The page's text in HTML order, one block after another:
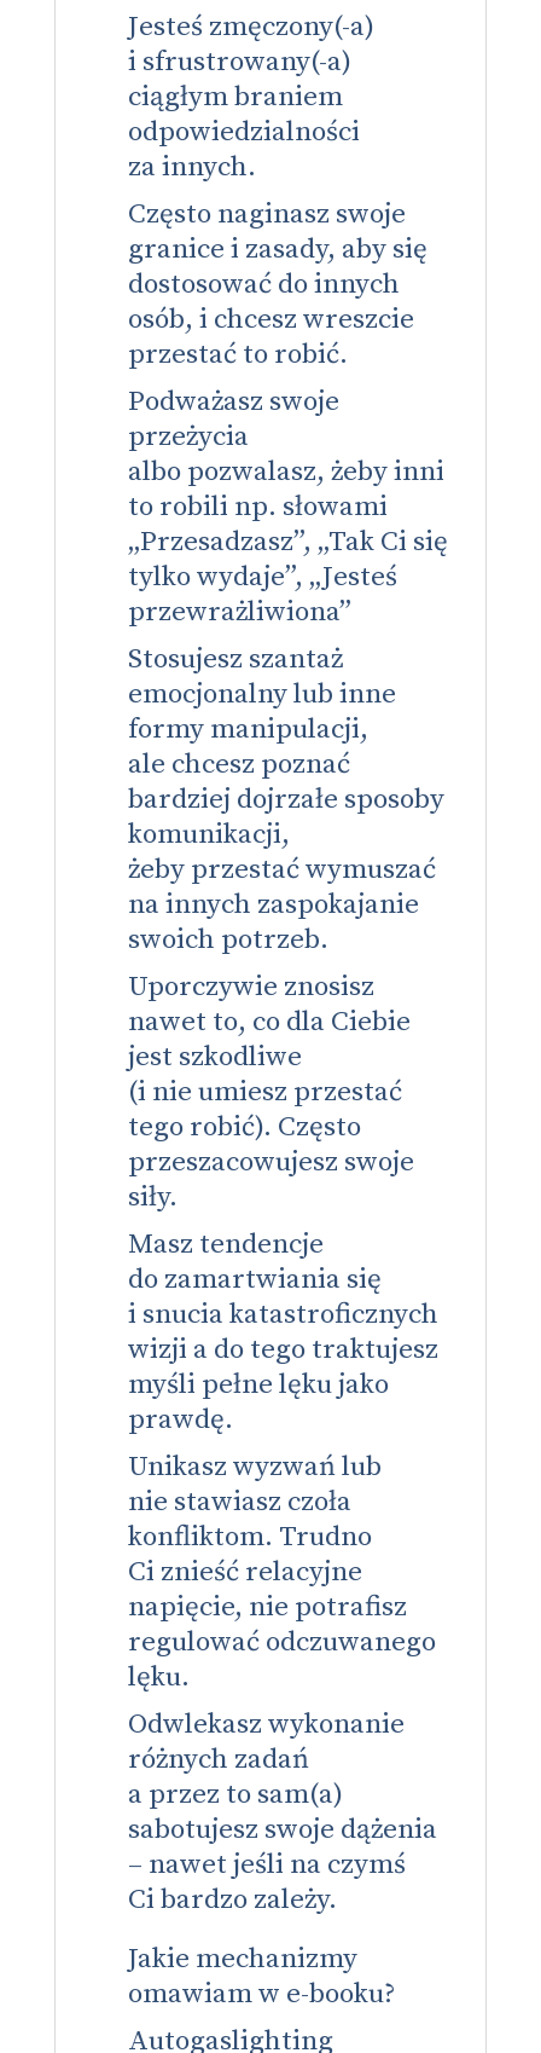
Jesteś zmęczony(-a)
i sfrustrowany(-a)
ciągłym braniem
odpowiedzialności
za innych.
Często naginasz swoje
granice i zasady, aby się
dostosować do innych
osób, i chcesz wreszcie
przestać to robić.
Podważasz swoje
przeżycia
albo pozwalasz, żeby inni
to robili np. słowami
„Przesadzasz”, „Tak Ci się
tylko wydaje”, „Jesteś
przewrażliwiona”
Stosujesz szantaż
emocjonalny lub inne
formy manipulacji,
ale chcesz poznać
bardziej dojrzałe sposoby
komunikacji,
żeby przestać wymuszać
na innych zaspokajanie
swoich potrzeb.
Uporczywie znosisz
nawet to, co dla Ciebie
jest szkodliwe
(i nie umiesz przestać
tego robić). Często
przeszacowujesz swoje
siły.
Masz tendencje
do zamartwiania się
i snucia katastroficznych
wizji a do tego traktujesz
myśli pełne lęku jako
prawdę.
Unikasz wyzwań lub
nie stawiasz czoła
konfliktom. Trudno
Ci znieść relacyjne
napięcie, nie potrafisz
regulować odczuwanego
lęku.
Odwlekasz wykonanie
różnych zadań
a przez to sam(a)
sabotujesz swoje dążenia
– nawet jeśli na czymś
Ci bardzo zależy.
Jakie mechanizmy
omawiam w e-booku?
Autogaslighting